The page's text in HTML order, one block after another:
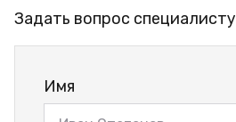
Задать вопрос специалисту
Имя